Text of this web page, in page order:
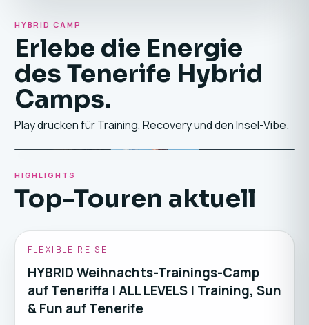
URLAUBSGEFÜHL
Sommer-Energie,
jeden Tag.
Training mit der Crew, lange Lunches und Golden-
Hour-Swims in einem Rhythmus.
HYBRID CAMP
Erlebe die Energie
des Tenerife Hybrid
Camps.
Play drücken für Training, Recovery und den Insel-Vibe.
▶
HIGHLIGHTS
Top-Touren aktuell
FLEXIBLE REISE
HYBRID Weihnachts-Trainings-Camp
auf Teneriffa | ALL LEVELS | Training, Sun
& Fun auf Tenerife